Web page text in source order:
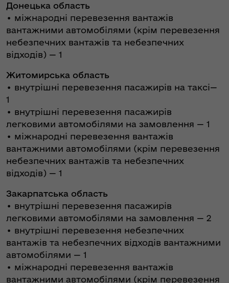
Донецька область
• міжнародні перевезення вантажів
вантажними автомобілями (крім перевезення
небезпечних вантажів та небезпечних
відходів) — 1
Житомирська область
• внутрішні перевезення пасажирів на таксі—
1
• внутрішні перевезення пасажирів
легковими автомобілями на замовлення — 1
• міжнародні перевезення вантажів
вантажними автомобілями (крім перевезення
небезпечних вантажів та небезпечних
відходів) — 1
Закарпатська область
• внутрішні перевезення пасажирів
легковими автомобілями на замовлення — 2
• внутрішні перевезення небезпечних
вантажів та небезпечних відходів вантажними
автомобілями — 1
• міжнародні перевезення вантажів
вантажними автомобілями (крім перевезення